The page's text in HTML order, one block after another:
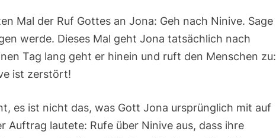
Mal der Ruf Gottes an Jona: Geh nach Ninive. Sage
werde. Dieses Mal geht Jona tatsächlich nach
Tag lang geht er hinein und ruft den Menschen zu:
ist zerstört!
es ist nicht das, was Gott Jona ursprünglich mit auf
Auftrag lautete: Rufe über Ninive aus, dass ihre